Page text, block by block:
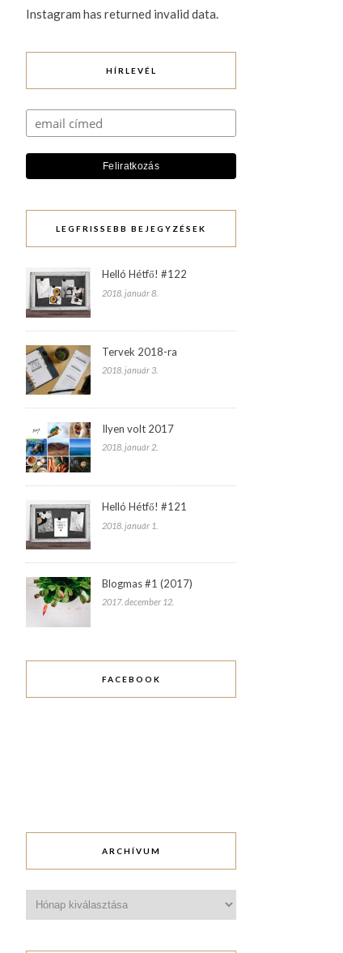
Instagram has returned invalid data.
HÍRLEVÉL
LEGFRISSEBB BEJEGYZÉSEK
Helló Hétfő! #122
2018. január 8.
Tervek 2018-ra
2018. január 3.
Ilyen volt 2017
2018. január 2.
Helló Hétfő! #121
2018. január 1.
Blogmas #1 (2017)
2017. december 12.
FACEBOOK
ARCHÍVUM